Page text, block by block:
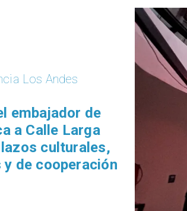
Andes
de
Larga
culturales,
cooperación